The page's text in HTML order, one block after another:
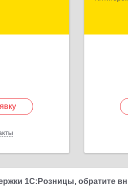
ул, дом № 127,
1С:Розницы, обратите